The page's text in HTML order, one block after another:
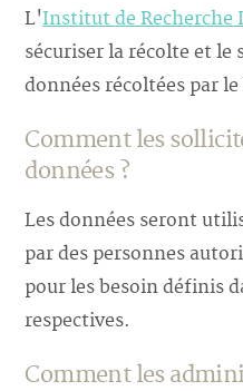
L'Institut de Recherche
sécuriser la récolte et le
données récoltées par
Comment les
données ?
Les données seront
par des personnes
pour les besoin définis
respectives.
Comment les